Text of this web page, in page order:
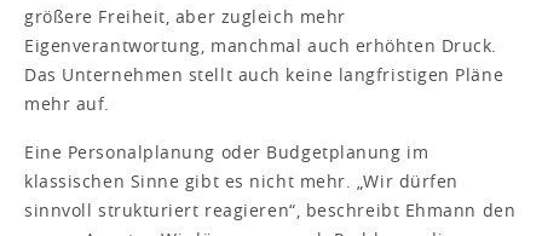
größere Freiheit, aber zugleich mehr
Eigenverantwortung, manchmal auch erhöhten Druck.
Das Unternehmen stellt auch keine langfristigen Pläne
mehr auf.
Eine Personalplanung oder Budgetplanung im
klassischen Sinne gibt es nicht mehr. „Wir dürfen
sinnvoll strukturiert reagieren“, beschreibt Ehmann den